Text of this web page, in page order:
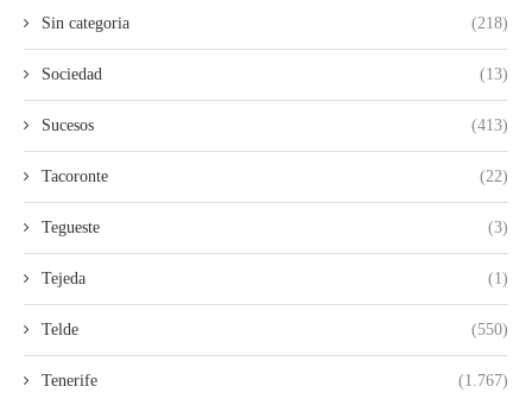
Sin categoria (218)
Sociedad (13)
Sucesos (413)
Tacoronte (22)
Tegueste (3)
Tejeda (1)
Telde (550)
Tenerife (1.767)